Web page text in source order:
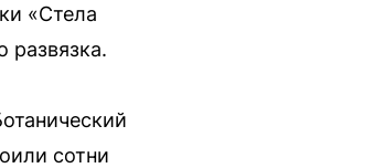
«Стела
развязка.
сотни